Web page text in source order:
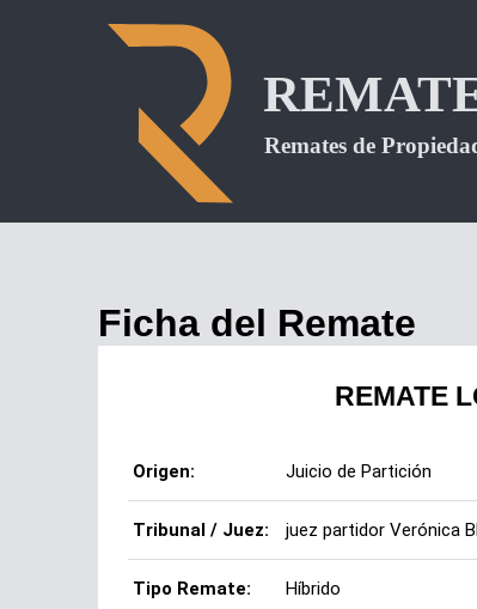
Ficha del Remate
REMATE
Origen: Juicio de Partición
Tribunal / Juez: juez partidor Verónica
Tipo Remate: Híbrido